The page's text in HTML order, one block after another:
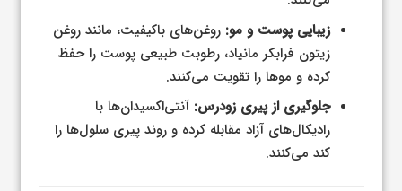
زیبایی پوست و مو: روغن‌های باکیفیت، مانند روغن
زیتون فرابکر مانیاد، رطوبت طبیعی پوست را حفظ
کرده و موها را تقویت می‌کنند.
جلوگیری از پیری زودرس: آنتی‌اکسیدان‌ها با
رادیکال‌های آزاد مقابله کرده و روند پیری سلول‌ها را
کند می‌کنند.